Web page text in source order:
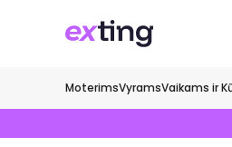
MoterimsVyramsVaikams ir